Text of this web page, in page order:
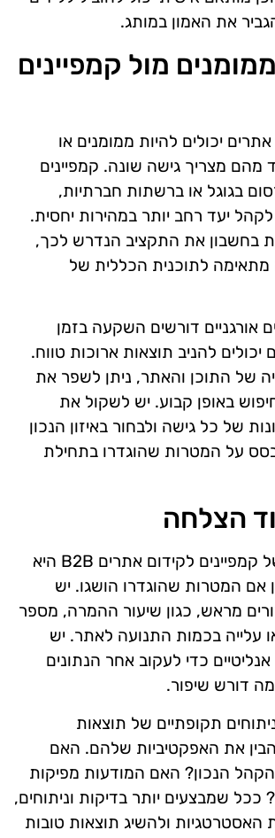
את האמון במותג.
מול קמפיינים
יכולים להיות ממומנים או
מהם מצריך גישה שונה. קמפיינים
בגוגל או ברשתות חברתיות,
יעד רחב יותר במהירות יחסית.
בחשבון את התקציב הנדרש לכך,
מתאימה לתוכנית הכללית של
אורגניים דורשים השקעה בזמן
להניב תוצאות ארוכות טווח.
של התוכן והאתר, ניתן לשפר את
באופן קבוע. יש לשקול את
של כל גישה ולבחור באיזון הנכון
על המטרות שהוגדרו בתחילת
הצלחה
מדידת הצלחה של קמפיינים לקידום אתרים B2B היא
אם המטרות שהוגדרו הושגו. יש
מראש, כגון שיעור ההמרה, מספר
עלייה בכמות התנועה לאתר. יש
כדי לעקוב אחר הנתונים
דורש שיפור.
תקופתיים של תוצאות
את האפקטיביות שלהם. האם
הנכון? האם המודעות מפיקות
שמבצעים יותר בדיקות וניתוחים,
האסטרטגיות ולהשיג תוצאות טובות